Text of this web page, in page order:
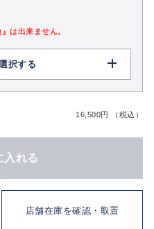
は出来ません。
択する
16,500円 （税込）
入れる
店舗在庫を確認・取置